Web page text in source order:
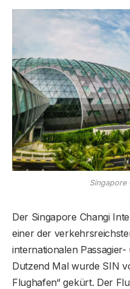
Singapore
Der Singapore Changi
einer der
internationalen
Dutzend Mal wurde SIN
Flughafen“ gekürt. Der